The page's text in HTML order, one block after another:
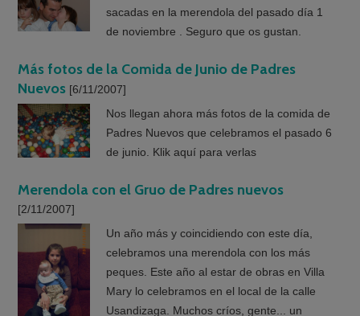
sacadas en la merendola del pasado día 1
de noviembre . Seguro que os gustan.
Más fotos de la Comida de Junio de Padres
Nuevos [6/11/2007]
Nos llegan ahora más fotos de la comida de
Padres Nuevos que celebramos el pasado 6
de junio. Klik aquí para verlas
Merendola con el Gruo de Padres nuevos
[2/11/2007]
Un año más y coincidiendo con este día,
celebramos una merendola con los más
peques. Este año al estar de obras en Villa
Mary lo celebramos en el local de la calle
Usandizaga. Muchos críos, gente... un